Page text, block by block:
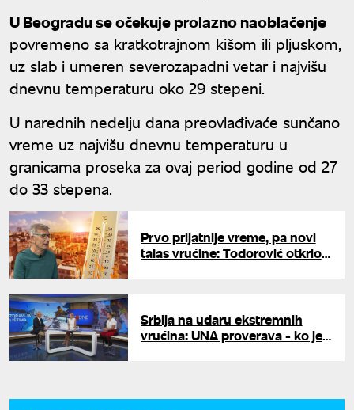
U Beogradu se očekuje prolazno naoblačenje
povremeno sa kratkotrajnom kišom ili pljuskom,
uz slab i umeren severozapadni vetar i najvišu
dnevnu temperaturu oko 29 stepeni.
U narednih nedelju dana preovlađivaće sunčano
vreme uz najvišu dnevnu temperaturu u
granicama proseka za ovaj period godine od 27
do 33 stepena.
Prvo prijatnije vreme, pa novi
talas vrućine: Todorović otkrio
Srbija na udaru ekstremnih
vrućina: UNA proverava - ko je